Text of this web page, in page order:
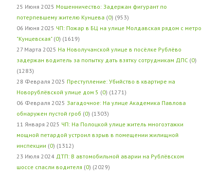
25 Июня 2025 Мошенничество: Задержан фигурант по
потерпевшему жителю Кунцева (0) (953)
06 Июня 2025 ЧП: Пожар в БЦ на улице Молдавская рядом с метро
"Кунцевская" (0) (1619)
27 Марта 2025 На Новолучанской улице в посёлке Рублёво
задержан водитель за попытку дать взятку сотрудникам ДПС (0)
(1283)
28 Февраля 2025 Преступление: Убийство в квартире на
Новорублёвской улице дом 5 (0) (1271)
06 Февраля 2025 Загадочное: На улице Академика Павлова
обнаружен пустой гроб (0) (1303)
11 Января 2025 ЧП: На Полоцкой улице житель многоэтажки
мощной петардой устроил взрыв в помещении жилищной
инспекции (0) (1312)
23 Июля 2024 ДТП: В автомобильной аварии на Рублёвском
шоссе спасли водителя (0) (2029)